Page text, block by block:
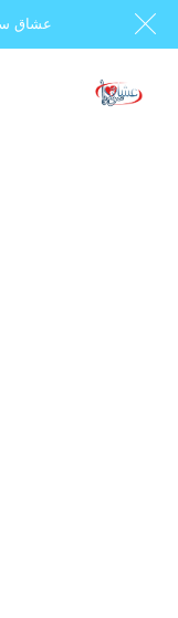
عشاق